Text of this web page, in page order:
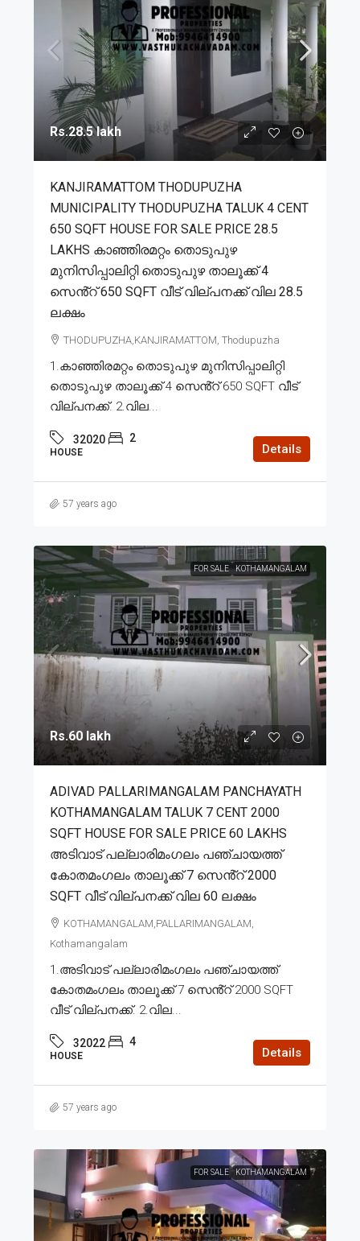
Rs.28.5 lakh
KANJIRAMATTOM THODUPUZHA
MUNICIPALITY THODUPUZHA TALUK 4 CENT
650 SQFT HOUSE FOR SALE PRICE 28.5
LAKHS കാഞ്ഞിരമറ്റം തൊടുപുഴ
മുനിസിപ്പാലിറ്റി തൊടുപുഴ താലൂക്ക് 4
സെൻ്റ് 650 SQFT വീട് വില്പനക്ക് വില 28.5
ലക്ഷം
THODUPUZHA,KANJIRAMATTOM, Thodupuzha
1.കാഞ്ഞിരമറ്റം തൊടുപുഴ മുനിസിപ്പാലിറ്റി
തൊടുപുഴ താലൂക്ക് 4 സെൻ്റ് 650 SQFT വീട്
വില്പനക്ക്. 2.വില...
32020 2
HOUSE Details
57 years ago
FOR SALE KOTHAMANGALAM
Rs.60 lakh
ADIVAD PALLARIMANGALAM PANCHAYATH
KOTHAMANGALAM TALUK 7 CENT 2000
SQFT HOUSE FOR SALE PRICE 60 LAKHS
അടിവാട് പല്ലാരിമംഗലം പഞ്ചായത്ത്
കോതമംഗലം താലൂക്ക് 7 സെൻ്റ് 2000
SQFT വീട് വില്പനക്ക് വില 60 ലക്ഷം
KOTHAMANGALAM,PALLARIMANGALAM,
Kothamangalam
1.അടിവാട് പല്ലാരിമംഗലം പഞ്ചായത്ത്
കോതമംഗലം താലൂക്ക് 7 സെൻ്റ് 2000 SQFT
വീട് വില്പനക്ക്. 2.വില...
32022 4
HOUSE Details
57 years ago
FOR SALE KOTHAMANGALAM